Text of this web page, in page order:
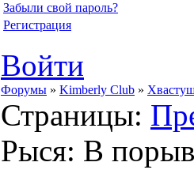
Забыли свой пароль?
Регистрация
Войти
Форумы » Kimberly Club »
Страницы:
Рыся: В